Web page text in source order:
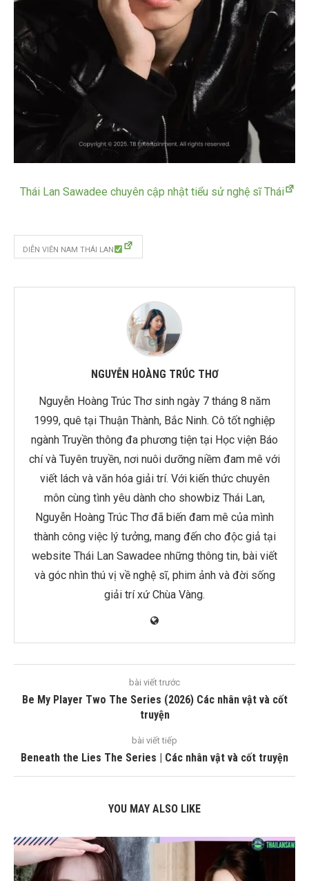
Thái Lan Sawadee chuyên cập nhật tiểu sử nghệ sĩ Thái
DIỄN VIÊN NAM THÁI LAN
NGUYỄN HOÀNG TRÚC THƠ
Nguyễn Hoàng Trúc Thơ sinh ngày 7 tháng 8 năm
1999, quê tại Thuận Thành, Bắc Ninh. Cô tốt nghiệp
ngành Truyền thông đa phương tiện tại Học viện Báo
chí và Tuyên truyền, nơi nuôi dưỡng niềm đam mê với
viết lách và văn hóa giải trí. Với kiến thức chuyên
môn cùng tình yêu dành cho showbiz Thái Lan,
Nguyễn Hoàng Trúc Thơ đã biến đam mê của mình
thành công việc lý tưởng, mang đến cho độc giả tại
website Thái Lan Sawadee những thông tin, bài viết
và góc nhìn thú vị về nghệ sĩ, phim ảnh và đời sống
giải trí xứ Chùa Vàng.
bài viết trước
Be My Player Two The Series (2026) Các nhân vật và cốt
truyện
bài viết tiếp
Beneath the Lies The Series | Các nhân vật và cốt truyện
YOU MAY ALSO LIKE